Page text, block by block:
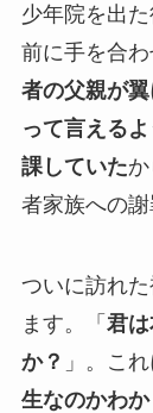
少年院を出
前に手を合わ
者の父親が
って言える
課していた
者家族への謝
ついに訪れ
ます。「 君
か？ 」。こ
生なのかわ